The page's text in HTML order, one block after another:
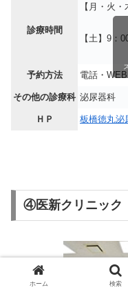
診療時間
【月・火
【土】9：
予約方法 電話・WEB
その他の診療科 泌尿器科
ＨＰ 板橋徳丸泌
④医新クリニック
ホーム 検索